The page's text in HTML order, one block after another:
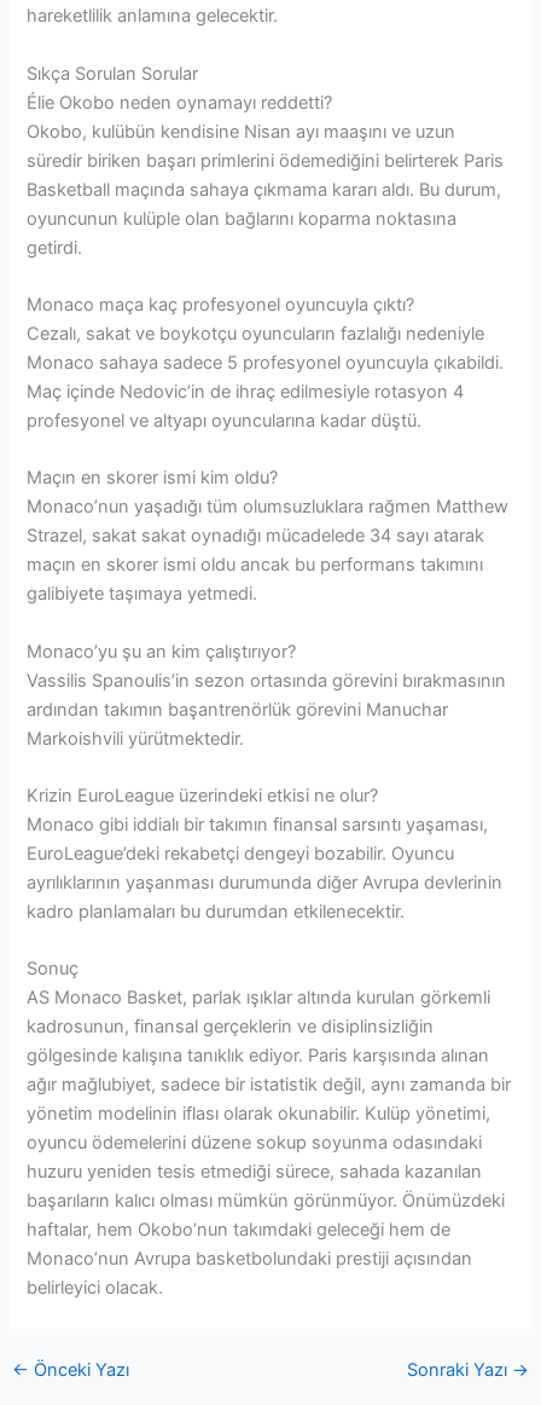
hareketlilik anlamına gelecektir.
Sıkça Sorulan Sorular
Élie Okobo neden oynamayı reddetti?
Okobo, kulübün kendisine Nisan ayı maaşını ve uzun
süredir biriken başarı primlerini ödemediğini belirterek Paris
Basketball maçında sahaya çıkmama kararı aldı. Bu durum,
oyuncunun kulüple olan bağlarını koparma noktasına
getirdi.
Monaco maça kaç profesyonel oyuncuyla çıktı?
Cezalı, sakat ve boykotçu oyuncuların fazlalığı nedeniyle
Monaco sahaya sadece 5 profesyonel oyuncuyla çıkabildi.
Maç içinde Nedovic’in de ihraç edilmesiyle rotasyon 4
profesyonel ve altyapı oyuncularına kadar düştü.
Maçın en skorer ismi kim oldu?
Monaco’nun yaşadığı tüm olumsuzluklara rağmen Matthew
Strazel, sakat sakat oynadığı mücadelede 34 sayı atarak
maçın en skorer ismi oldu ancak bu performans takımını
galibiyete taşımaya yetmedi.
Monaco’yu şu an kim çalıştırıyor?
Vassilis Spanoulis’in sezon ortasında görevini bırakmasının
ardından takımın başantrenörlük görevini Manuchar
Markoishvili yürütmektedir.
Krizin EuroLeague üzerindeki etkisi ne olur?
Monaco gibi iddialı bir takımın finansal sarsıntı yaşaması,
EuroLeague’deki rekabetçi dengeyi bozabilir. Oyuncu
ayrılıklarının yaşanması durumunda diğer Avrupa devlerinin
kadro planlamaları bu durumdan etkilenecektir.
Sonuç
AS Monaco Basket, parlak ışıklar altında kurulan görkemli
kadrosunun, finansal gerçeklerin ve disiplinsizliğin
gölgesinde kalışına tanıklık ediyor. Paris karşısında alınan
ağır mağlubiyet, sadece bir istatistik değil, aynı zamanda bir
yönetim modelinin iflası olarak okunabilir. Kulüp yönetimi,
oyuncu ödemelerini düzene sokup soyunma odasındaki
huzuru yeniden tesis etmediği sürece, sahada kazanılan
başarıların kalıcı olması mümkün görünmüyor. Önümüzdeki
haftalar, hem Okobo’nun takımdaki geleceği hem de
Monaco’nun Avrupa basketbolundaki prestiji açısından
belirleyici olacak.
← Önceki Yazı Sonraki Yazı →